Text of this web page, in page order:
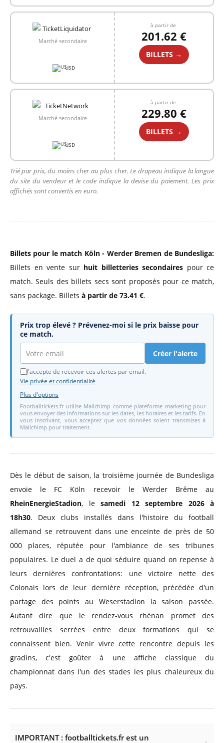
Marché secondaire
USD
à partir de
201.62 €
BILLETS →
Marché secondaire
USD
à partir de
229.80 €
BILLETS →
Trié par prix, du moins cher au plus cher. Le drapeau indique la langue
du site du vendeur et le code indique la devise du paiement. Les prix
affichés sont convertis en euro.
Billets pour le match Köln - Werder Bremen de Bundesliga:
Billets en vente sur huit billetteries secondaires pour ce
match. Seuls des billets secs sont proposés pour ce match,
sans package. Billets à partir de 73.41 €.
Prix trop élevé ? Prévenez-moi si le prix baisse pour
ce match.
Créer l'alerte
J'accepte de recevoir ces alertes par email.
Vie privée et confidentialité
Plus d'options
Footballtickets.fr utilise Mailchimp comme plateforme marketing pour
vous envoyer des informations sur les dates, les horaires et les tarifs. En
vous inscrivant, vous acceptez que vos données soient transmises à
Mailchimp pour traitement.
Dès le début de saison, la troisième journée de Bundesliga
envoie le FC Köln recevoir le Werder Brême au
RheinEnergieStadion, le samedi 12 septembre 2026 à
18h30. Deux clubs installés dans l'histoire du football
allemand se retrouvent dans une enceinte de près de 50
000 places, réputée pour l'ambiance de ses tribunes
populaires. Le duel a de quoi séduire quand on repense à
leurs dernières confrontations: une victoire nette des
Colonais lors de leur dernière réception, précédée d'un
partage des points au Weserstadion la saison passée.
Autant dire que le rendez-vous rhénan promet des
retrouvailles serrées entre deux formations qui se
connaissent bien. Venir vivre cette rencontre depuis les
gradins, c'est goûter à une affiche classique du
championnat dans l'un des stades les plus chaleureux du
pays.
IMPORTANT : footballtickets.fr est un